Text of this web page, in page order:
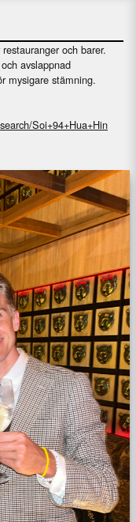
och barer.
avslappnad
mysigare stämning.
Soi+94+Hua+Hin